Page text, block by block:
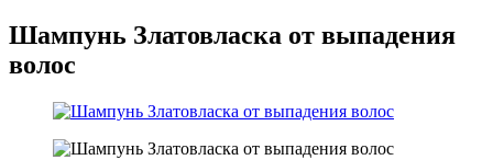
Шампунь Златовласка от выпадения
волос